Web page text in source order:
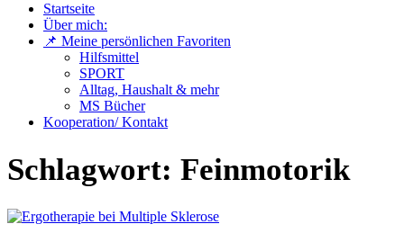
Startseite
Über mich:
📌 Meine persönlichen Favoriten
Hilfsmittel
SPORT
Alltag, Haushalt & mehr
MS Bücher
Kooperation/ Kontakt
Schlagwort: Feinmotorik